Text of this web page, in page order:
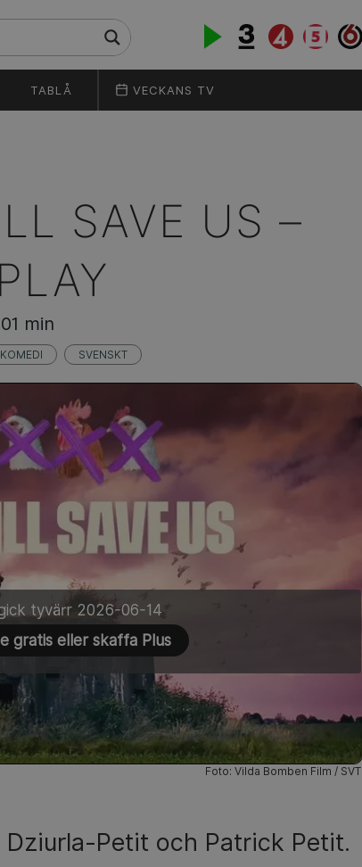
TABLÅ VECKANS TV
SAVE US –
Petit och Patrick Petit.
Foto: Vilda Bomben Film / SVT
tyvärr 2026-06-14
gratis eller skaffa Plus
min
KOMEDI SVENSKT